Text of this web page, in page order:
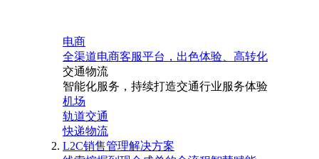
电商
全渠道电商客服平台，出色体验、高转化
交通物流
智能化服务，持续打造交通行业服务体验
机场
轨道交通
快递物流
L2C销售管理解决方案